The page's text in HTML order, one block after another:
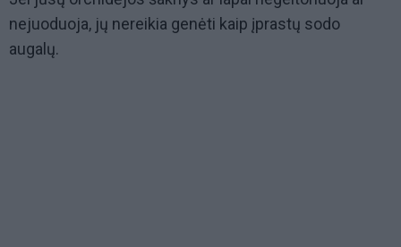
nejuoduoja, jų nereikia genėti kaip įprastų sodo
augalų.